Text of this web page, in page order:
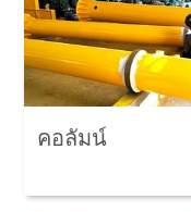
คอลัมน์